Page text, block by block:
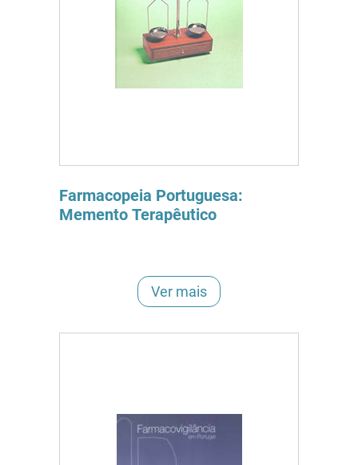
Farmacopeia Portuguesa:
Memento Terapêutico
Ver mais